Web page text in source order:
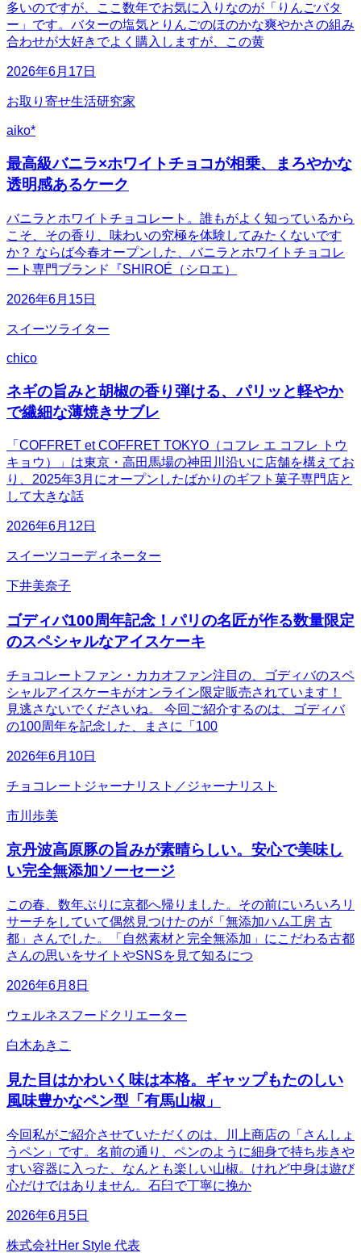
多いのですが、ここ数年でお気に入りなのが「りんごバタ
ー」です。バターの塩気とりんごのほのかな爽やかさの組み
合わせが大好きでよく購入しますが、この黄
2026年6月17日
お取り寄せ生活研究家
aiko*
最高級バニラ×ホワイトチョコが相乗、まろやかな
透明感あるケーク
バニラとホワイトチョコレート。誰もがよく知っているから
こそ、その香り、味わいの究極を体験してみたくないです
か？ ならば今春オープンした、バニラとホワイトチョコレ
ート専門ブランド『SHIROÉ（シロエ）
2026年6月15日
スイーツライター
chico
ネギの旨みと胡椒の香り弾ける、パリッと軽やか
で繊細な薄焼きサブレ
「COFFRET et COFFRET TOKYO（コフレ エ コフレ トウ
キョウ）」は東京・高田馬場の神田川沿いに店舗を構えてお
り、2025年3月にオープンしたばかりのギフト菓子専門店と
して大きな話
2026年6月12日
スイーツコーディネーター
下井美奈子
ゴディバ100周年記念！パリの名匠が作る数量限定
のスペシャルなアイスケーキ
チョコレートファン・カカオファン注目の、ゴディバのスペ
シャルアイスケーキがオンライン限定販売されています！
見逃さないでくださいね。 今回ご紹介するのは、ゴディバ
の100周年を記念した、まさに「100
2026年6月10日
チョコレートジャーナリスト／ジャーナリスト
市川歩美
京丹波高原豚の旨みが素晴らしい。安心で美味し
い完全無添加ソーセージ
この春、数年ぶりに京都へ帰りました。その前にいろいろリ
サーチをしていて偶然見つけたのが「無添加ハム工房 古
都」さんでした。「自然素材と完全無添加」にこだわる古都
さんの思いをサイトやSNSを見て知るにつ
2026年6月8日
ウェルネスフードクリエーター
白木あきこ
見た目はかわいく味は本格。ギャップもたのしい
風味豊かなペン型「有馬山椒」
今回私がご紹介させていただくのは、川上商店の「さんしょ
うペン」です。名前の通り、ペンのように細身で持ち歩きや
すい容器に入った、なんとも楽しい山椒。けれど中身は遊び
心だけではありません。石臼で丁寧に挽か
2026年6月5日
株式会社Her Style 代表